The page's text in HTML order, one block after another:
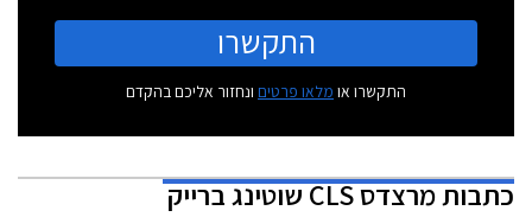
התקשרו
התקשרו או מלאו פרטים ונחזור אליכם בהקדם
כתבותמרצדס CLS שוטינג ברייק